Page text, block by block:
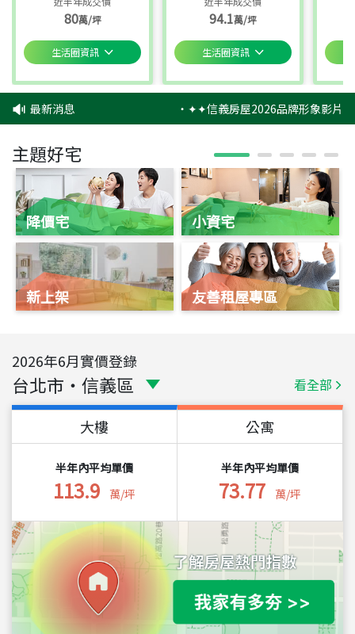
80萬/坪
生活圈資訊
94.1萬/坪
生活圈資訊
最新消息 ‧✦✦信義房屋2026品牌形象影片感
主題好宅
降價宅
新上架
小資宅
友善租屋專區
2026年6月實價登錄
台北市 ・ 信義區 看全部
大樓
半年內平均單價
113.9 萬/坪
公寓
半年內平均單價
73.77 萬/坪